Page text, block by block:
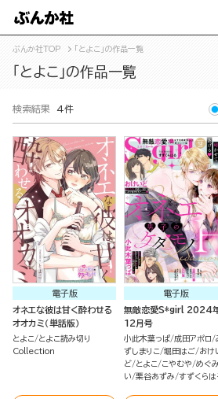
ぶんか社TOP 「とよこ」の作品一覧
「とよこ」の作品一覧
検索結果 4件
電子版
オネエな彼は甘く酔わせる
オオカミ（単話版）
とよこ
とよこ読み切り
Collection
電子版
無敵恋愛S*girl 2024
12月号
小此木葉っぱ 成田アポロ
ずしまりこ 堀田はご おけ
ど とよこ こやむや めぐ
い 栗谷あずみ すずくらは